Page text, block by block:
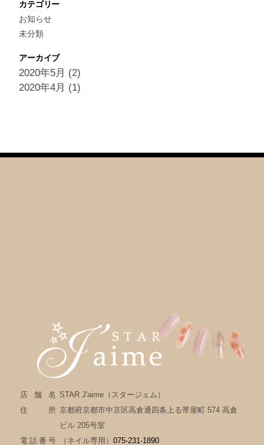
カテゴリー
お知らせ
未分類
アーカイブ
2020年5月 (2)
2020年4月 (1)
店舗名 STAR J'aime（スタージェム）
住所 京都府京都市中京区高倉通四条上る帯屋町 574 高倉
ビル 205号室
電話番号
（ネイル専用）075-231-1890